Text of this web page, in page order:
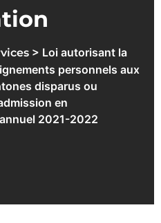
> Loi autorisant la
personnels aux
disparus ou
en
2021-2022